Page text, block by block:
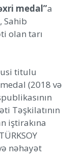
medal”a
Sahib
olan tarı
titulu
(2018 və
Təşkilatının
iştirakına
nəhayət